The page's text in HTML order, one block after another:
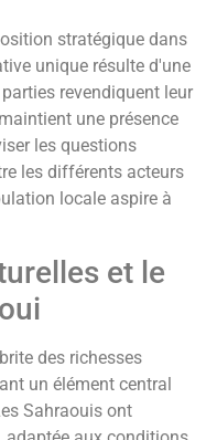
stratégique dans
unique résulte d'une
revendiquent leur
une présence
les questions
les différents acteurs
locale aspire à
et le
des richesses
un élément central
Sahraouis ont